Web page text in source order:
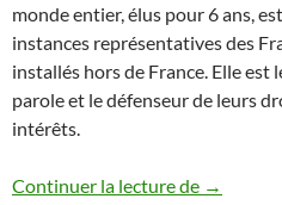
monde entier, élus pour 6 ans,
instances représentatives des
installés hors de France. Elle est
parole et le défenseur de leurs
intérêts.
Continuer la lecture de →